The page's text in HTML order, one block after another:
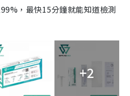
，最快15分鐘就能知道檢測
+2